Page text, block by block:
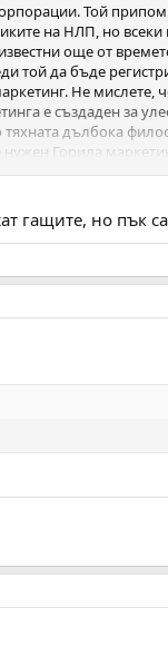
Той
на НЛП, но
още от
той да бъде
Не мислете,
е създаден за
дълбока
Горила
маркетинг ща
гащите, но пък